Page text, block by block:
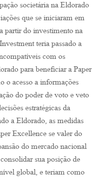
societária na Eldorado
que se iniciaram em
partir do investimento na
teria passado a
com os
para beneficiar a Paper
o acesso a informações
do poder de voto e veto
estratégicas da
a Eldorado, as medidas
Excellence se valer do
do mercado nacional
sua posição de
global, e teriam como